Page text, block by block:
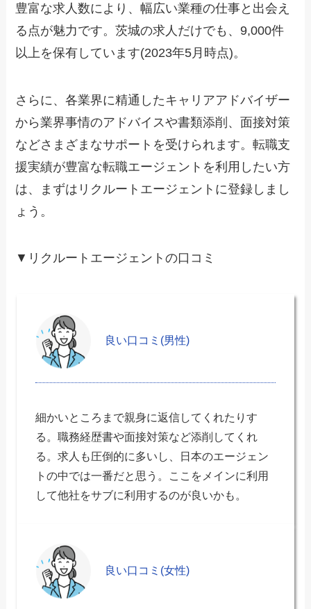
豊富な求人数により、幅広い業種の仕事と出会え
る点が魅力です。茨城の求人だけでも、9,000件
以上を保有しています(2023年5月時点)。
さらに、各業界に精通したキャリアアドバイザー
から業界事情のアドバイスや書類添削、面接対策
などさまざまなサポートを受けられます。転職支
援実績が豊富な転職エージェントを利用したい方
は、まずはリクルートエージェントに登録しまし
ょう。
▼リクルートエージェントの口コミ
良い口コミ(男性)
細かいところまで親身に返信してくれたりす
る。職務経歴書や面接対策など添削してくれ
る。求人も圧倒的に多いし、日本のエージェン
トの中では一番だと思う。ここをメインに利用
して他社をサブに利用するのが良いかも。
良い口コミ(女性)